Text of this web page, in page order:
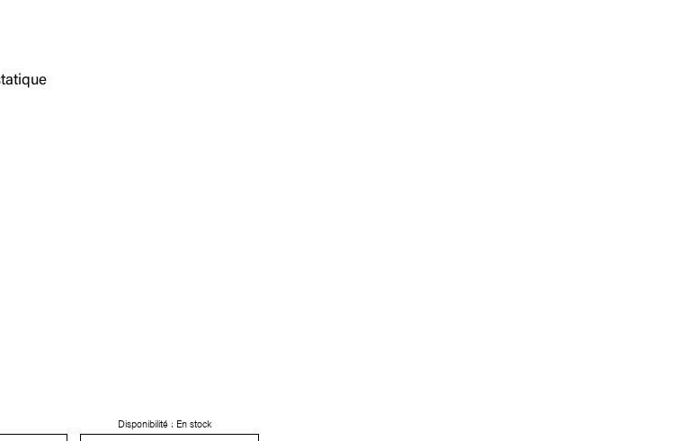
Disponibilité : En stock